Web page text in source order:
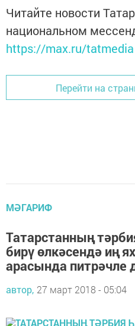
Читайте новости
национальном
https://max.ru/tatmedia
Перейти на
МӘГАРИФ
Татарстанның
бирү өлкәсендә иң
арасында питрәчле
автор, 27 март 2018 - 05:04